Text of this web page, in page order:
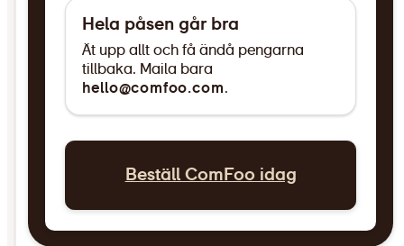
Hela påsen går bra
Ät upp allt och få ändå pengarna
tillbaka. Maila bara
hello@comfoo.com.
Beställ ComFoo idag